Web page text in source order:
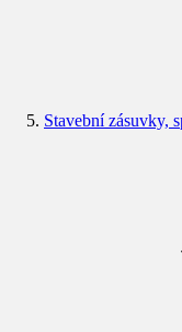
Stavební zásuvky,